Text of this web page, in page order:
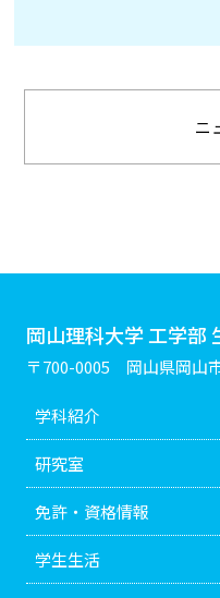
ニ
岡山理科大学 工学部
〒700-0005 岡山県岡山
学科紹介
研究室
免許・資格情報
学生生活